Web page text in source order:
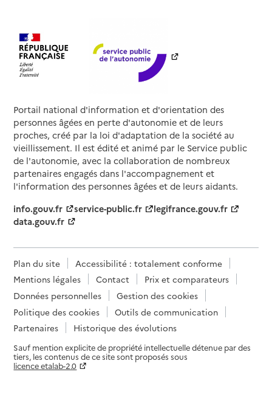
Portail national d'information et d'orientation des
personnes âgées en perte d'autonomie et de leurs
proches, créé par la loi d'adaptation de la société au
vieillissement. Il est édité et animé par le Service public
de l'autonomie, avec la collaboration de nombreux
partenaires engagés dans l'accompagnement et
l'information des personnes âgées et de leurs aidants.
info.gouv.fr
service-public.fr
legifrance.gouv.fr
data.gouv.fr
Plan du site
Accessibilité : totalement conforme
Mentions légales
Contact
Prix et comparateurs
Données personnelles
Gestion des cookies
Politique des cookies
Outils de communication
Partenaires
Historique des évolutions
Sauf mention explicite de propriété intellectuelle détenue par des
tiers, les contenus de ce site sont proposés sous
licence etalab-2.0